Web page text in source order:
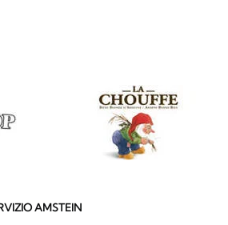
AMSTEIN